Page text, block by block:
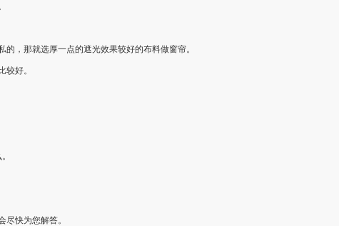
，那就选厚一点的遮光效果较好的布料做窗帘。
好。
快为您解答。